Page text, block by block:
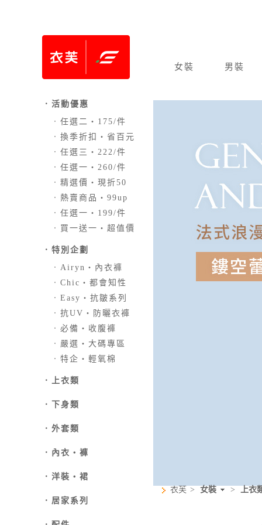
女裝 男裝
．活動優惠
． 任選二‧175/件
． 換季折扣‧省百元
． 任選三‧222/件
． 任選一‧260/件
． 精選價‧現折50
． 熱賣商品‧99up
． 任選一‧199/件
． 買一送一‧超值價
． 特別企劃
． Airyn‧內衣褲
． Chic‧都會知性
． Easy‧抗皺系列
． 抗UV‧防曬衣褲
． 必備‧收腹褲
． 嚴選‧大碼專區
． 特企‧輕氧棉
． 上衣類
． 下身類
．外套類
． 內衣‧褲
． 洋裝‧裙
． 居家系列
衣芙 > 女裝 > 上衣